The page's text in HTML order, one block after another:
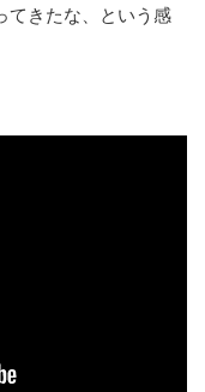
てきたな、という感